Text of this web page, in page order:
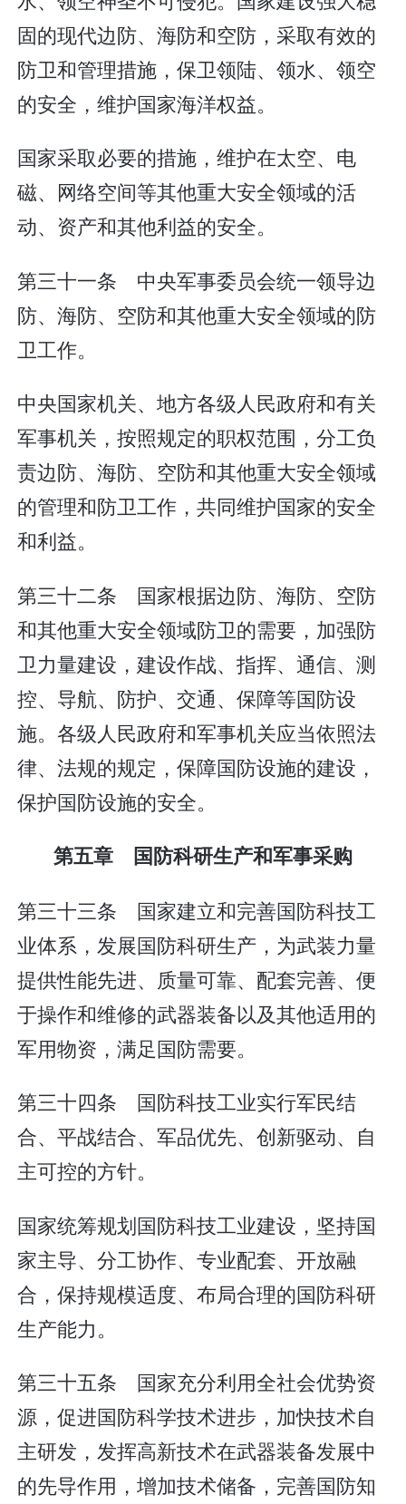
固的现代边防、海防和空防，采取有效的
防卫和管理措施，保卫领陆、领水、领空
的安全，维护国家海洋权益。
国家采取必要的措施，维护在太空、电
磁、网络空间等其他重大安全领域的活
动、资产和其他利益的安全。
第三十一条 中央军事委员会统一领导边
防、海防、空防和其他重大安全领域的防
卫工作。
中央国家机关、地方各级人民政府和有关
军事机关，按照规定的职权范围，分工负
责边防、海防、空防和其他重大安全领域
的管理和防卫工作，共同维护国家的安全
和利益。
第三十二条 国家根据边防、海防、空防
和其他重大安全领域防卫的需要，加强防
卫力量建设，建设作战、指挥、通信、测
控、导航、防护、交通、保障等国防设
施。各级人民政府和军事机关应当依照法
律、法规的规定，保障国防设施的建设，
保护国防设施的安全。
第五章 国防科研生产和军事采购
第三十三条 国家建立和完善国防科技工
业体系，发展国防科研生产，为武装力量
提供性能先进、质量可靠、配套完善、便
于操作和维修的武器装备以及其他适用的
军用物资，满足国防需要。
第三十四条 国防科技工业实行军民结
合、平战结合、军品优先、创新驱动、自
主可控的方针。
国家统筹规划国防科技工业建设，坚持国
家主导、分工协作、专业配套、开放融
合，保持规模适度、布局合理的国防科研
生产能力。
第三十五条 国家充分利用全社会优势资
源，促进国防科学技术进步，加快技术自
主研发，发挥高新技术在武器装备发展中
的先导作用，增加技术储备，完善国防知